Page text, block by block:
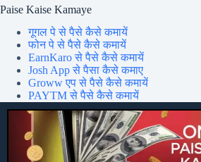
Paise Kaise Kamaye
गूगल पे से पैसे कैसे कमायें
फोन पे से पैसे कैसे कमायें
EarnKaro से पैसे कैसे कमायें
Josh App से पैसा कैसे कमाए
Groww एप से पैसे कैसे कमायें
PAYTM से पैसे कैसे कमायें